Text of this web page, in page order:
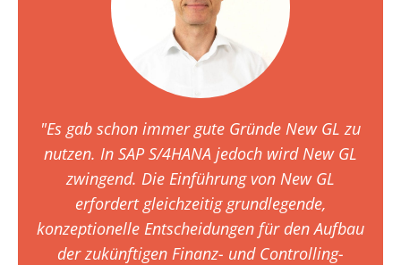
"Es gab schon immer gute Gründe New GL zu
nutzen. In SAP S/4HANA jedoch wird New GL
zwingend. Die Einführung von New GL
erfordert gleichzeitig grundlegende,
konzeptionelle Entscheidungen für den Aufbau
der zukünftigen Finanz- und Controlling-